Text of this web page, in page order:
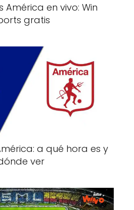
América en vivo: Win
gratis
a qué hora es y
ver